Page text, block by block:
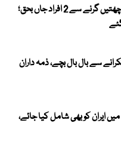
بارشوں کی تباہی؛ قصور میں چھتیں گرنے سے 2 افراد جاں بحق؛
پر 2 طیارے ٹکرانے سے بال بال بچے، ذمہ داران
ایران کو بھی شامل کیا جائے،